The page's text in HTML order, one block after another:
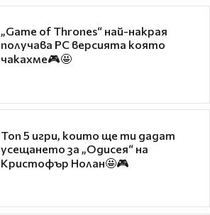
„Game of Thrones“ най-накрая
получава PC версията която
чакахме🎮🤩
Топ 5 игри, които ще ти дадат
усещането за „Одисея“ на
Кристофър Нолан🤩🎮